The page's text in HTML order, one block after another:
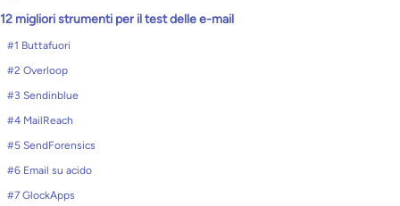
12 migliori strumenti per il test delle e-mail
#1 Buttafuori
#2 Overloop
#3 Sendinblue
#4 MailReach
#5 SendForensics
#6 Email su acido
#7 GlockApps